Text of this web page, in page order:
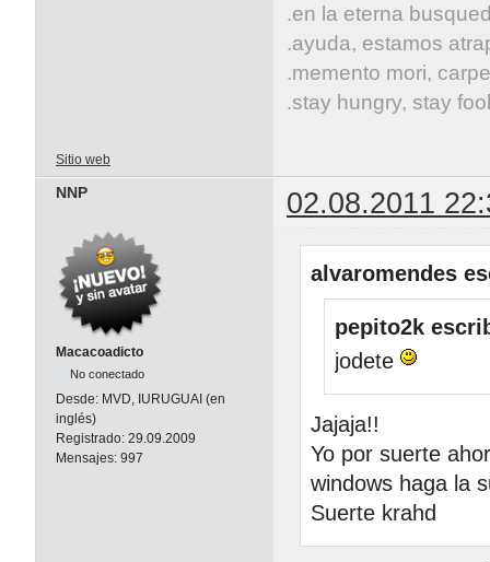
.en la eterna
.ayuda, estamos
.memento mori,
.stay hungry, stay
Sitio web
NNP 02.08.2011
Macacoadicto
No conectado
Desde: MVD, IURUGUAI (en
inglés)
Registrado: 29.09.2009
Mensajes: 997
alvaromendes
pepito2k
jodete
Jajaja!!
Yo por suerte
windows haga la
Suerte krahd